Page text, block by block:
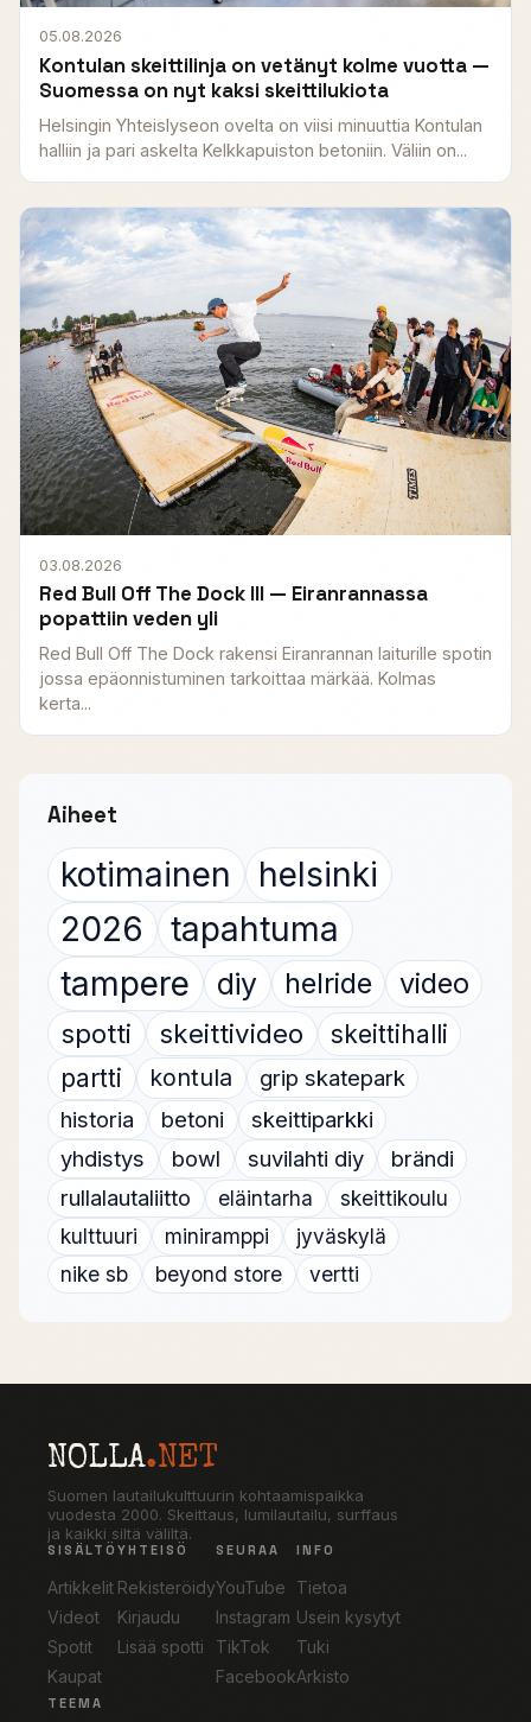
05.08.2026
Kontulan skeittilinja on vetänyt kolme vuotta —
Suomessa on nyt kaksi skeittilukiota
Helsingin Yhteislyseon ovelta on viisi minuuttia Kontulan
halliin ja pari askelta Kelkkapuiston betoniin. Väliin on...
03.08.2026
Red Bull Off The Dock III — Eiranrannassa
popattiin veden yli
Red Bull Off The Dock rakensi Eiranrannan laiturille spotin
jossa epäonnistuminen tarkoittaa märkää. Kolmas
kerta...
Aiheet
kotimainen
helsinki
2026
tapahtuma
tampere
diy helride video
spotti skeittivideo
skeittihalli
partti
kontula
grip skatepark
historia
betoni
skeittiparkki
yhdistys
bowl suvilahti diy
brändi
rullalautaliitto
eläintarha
skeittikoulu
kulttuuri
miniramppi
jyväskylä
nike sb
beyond store vertti
NOLLA.NET
Suomen lautailukulttuurin kohtaamispaikka
vuodesta 2000. Skeittaus, lumilautailu, surffaus
ja kaikki siltä väliltä.
SISÄLTÖ
Artikkelit
Videot
Spotit
Kaupat
YHTEISÖ
Rekisteröidy
Kirjaudu
Lisää spotti
SEURAA
YouTube
Instagram
TikTok
Facebook
INFO
Tietoa
Usein kysytyt
Tuki
Arkisto
TEEMA